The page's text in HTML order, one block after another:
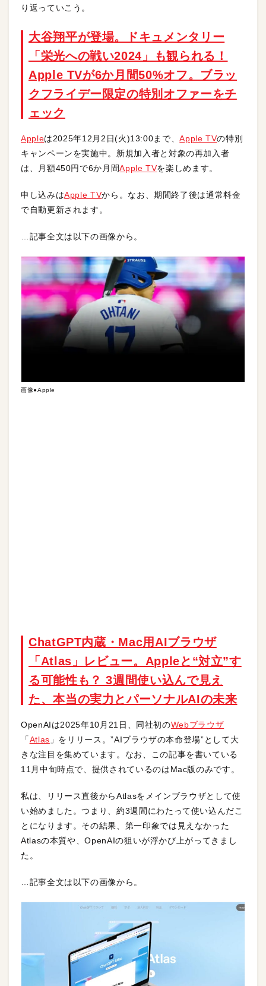
り返っていこう。
大谷翔平が登場。ドキュメンタリー
「栄光への戦い2024」も観られる！
Apple TVが6か月間50%オフ。ブラッ
クフライデー限定の特別オファーをチ
ェック
Appleは2025年12月2日(火)13:00まで、Apple TVの特別
キャンペーンを実施中。新規加入者と対象の再加入者
は、月額450円で6か月間Apple TVを楽しめます。
申し込みはApple TVから。なお、期間終了後は通常料金
で自動更新されます。
…記事全文は以下の画像から。
画像●Apple
ChatGPT内蔵・Mac用AIブラウザ
「Atlas」レビュー。Appleと“対立”す
る可能性も？ 3週間使い込んで見え
た、本当の実力とパーソナルAIの未来
OpenAIは2025年10月21日、同社初のWebブラウザ
「Atlas 」をリリース。”AIブラウザの本命登場”として大
きな注目を集めています。なお、この記事を書いている
11月中旬時点で、提供されているのはMac版のみです。
私は、リリース直後からAtlasをメインブラウザとして使
い始めました。つまり、約3週間にわたって使い込んだこ
とになります。その結果、第一印象では見えなかった
Atlasの本質や、OpenAIの狙いが浮かび上がってきまし
た。
…記事全文は以下の画像から。